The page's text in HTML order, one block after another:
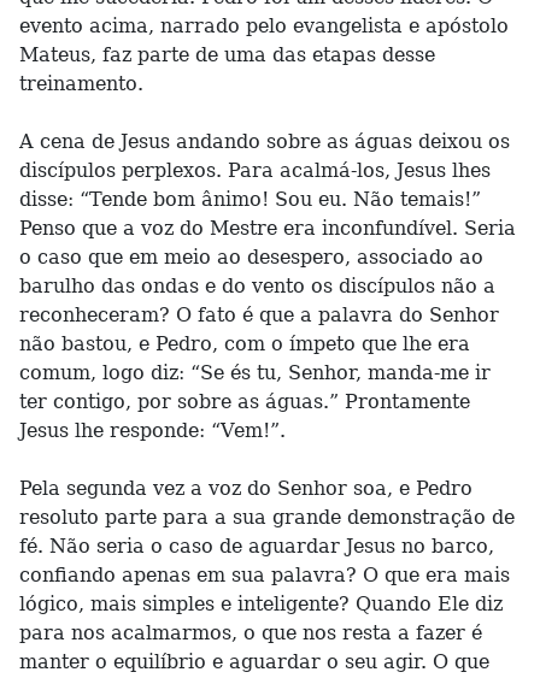
evento acima, narrado pelo evangelista e apóstolo
Mateus, faz parte de uma das etapas desse
treinamento.
A cena de Jesus andando sobre as águas deixou os
discípulos perplexos. Para acalmá-los, Jesus lhes
disse: “Tende bom ânimo! Sou eu. Não temais!”
Penso que a voz do Mestre era inconfundível. Seria
o caso que em meio ao desespero, associado ao
barulho das ondas e do vento os discípulos não a
reconheceram? O fato é que a palavra do Senhor
não bastou, e Pedro, com o ímpeto que lhe era
comum, logo diz: “Se és tu, Senhor, manda-me ir
ter contigo, por sobre as águas.” Prontamente
Jesus lhe responde: “Vem!”.
Pela segunda vez a voz do Senhor soa, e Pedro
resoluto parte para a sua grande demonstração de
fé. Não seria o caso de aguardar Jesus no barco,
confiando apenas em sua palavra? O que era mais
lógico, mais simples e inteligente? Quando Ele diz
para nos acalmarmos, o que nos resta a fazer é
manter o equilíbrio e aguardar o seu agir. O que